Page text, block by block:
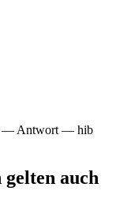
— Antwort — hib
auch